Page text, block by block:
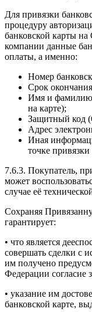
Для привязки
процедуру
банковской карты
компании данные
оплаты, а именно:
Номер
Срок
Имя и фамилию
на карте);
Защитный код
Адрес
Иная
точке
7.6.3. Покупатель,
может
случае её
Сохраняя
гарантирует:
• что является
совершать сделки с
им получено
Федерации согласие
• указание им
банковской карте,